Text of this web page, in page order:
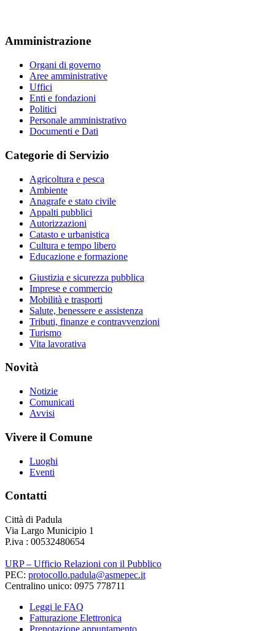
Amministrazione
Organi di governo
Aree amministrative
Uffici
Enti e fondazioni
Politici
Personale amministrativo
Documenti e Dati
Categorie di Servizio
Agricoltura e pesca
Ambiente
Anagrafe e stato civile
Appalti pubblici
Autorizzazioni
Catasto e urbanistica
Cultura e tempo libero
Educazione e formazione
Giustizia e sicurezza pubblica
Imprese e commercio
Mobilità e trasporti
Salute, benessere e assistenza
Tributi, finanze e contravvenzioni
Turismo
Vita lavorativa
Novità
Notizie
Comunicati
Avvisi
Vivere il Comune
Luoghi
Eventi
Contatti
Città di Padula
Via Largo Municipio 1
P.iva : 00532480654
URP – Ufficio Relazioni con il Pubblico
PEC: protocollo.padula@asmepec.it
Centralino unico: 0975 778711
Leggi le FAQ
Fatturazione Elettronica
Prenotazione appuntamento